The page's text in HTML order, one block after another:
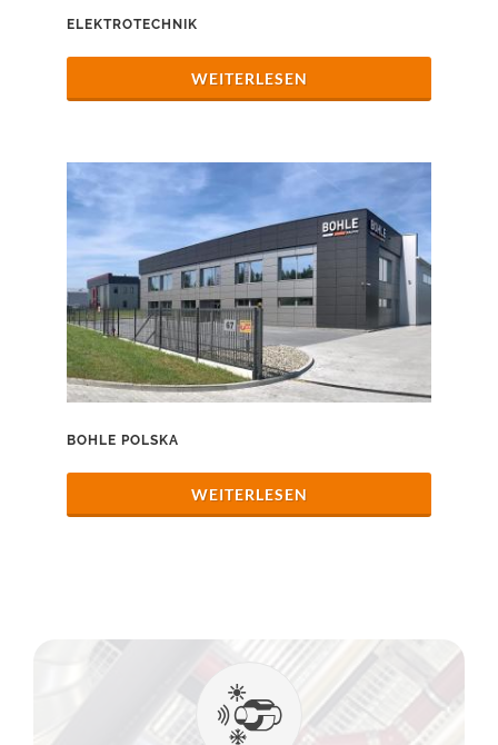
ELEKTROTECHNIK
WEITERLESEN
BOHLE POLSKA
WEITERLESEN